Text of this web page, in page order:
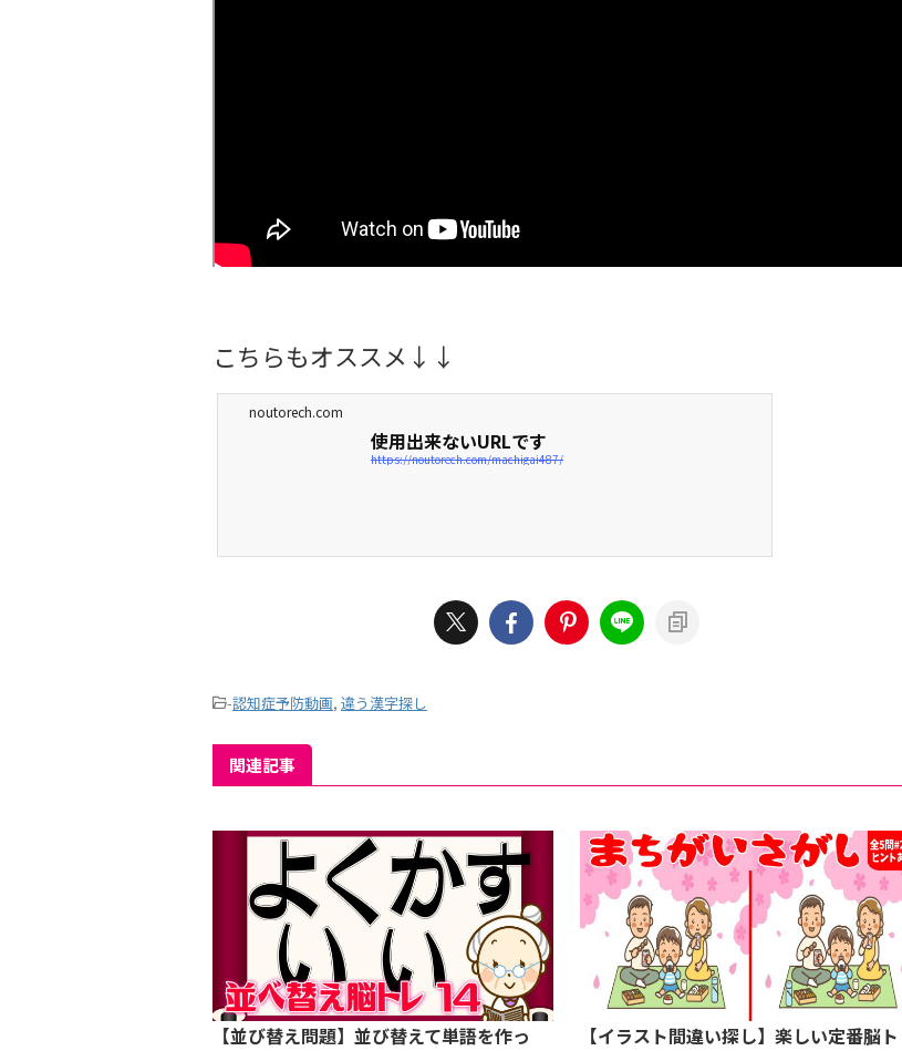
こちらもオススメ↓↓
noutorech.com
使用出来ないURLです
https://noutorech.com/machigai487/
-認知症予防動画, 違う漢字探し
関連記事
【並び替え問題】並び替えて単語を作っ
【イラスト間違い探し】楽しい定番脳ト